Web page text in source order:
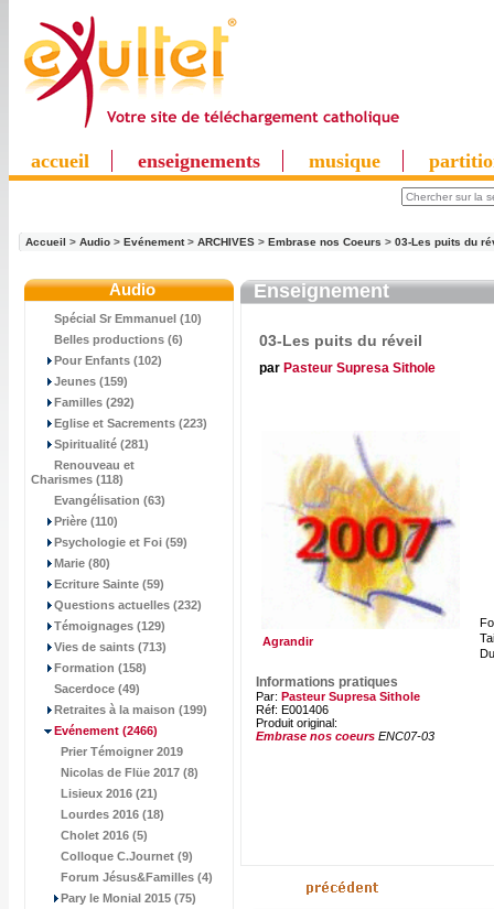
accueil enseignements musique
Accueil > Audio > Evénement> ARCHIVES > Embrase nos Coeurs > 03-Les puits du
Audio
Spécial Sr Emmanuel (10)
Belles productions (6)
Pour Enfants (102)
Jeunes (159)
Familles (292)
Eglise et Sacrements (223)
Spiritualité (281)
Renouveau et
Charismes (118)
Evangélisation (63)
Prière (110)
Psychologie et Foi (59)
Marie (80)
Ecriture Sainte (59)
Questions actuelles (232)
Témoignages (129)
Vies de saints (713)
Formation (158)
Sacerdoce (49)
Retraites à la maison (199)
Evénement (2466)
Prier Témoigner 2019
Nicolas de Flüe 2017 (8)
Lisieux 2016 (21)
Lourdes 2016 (18)
Cholet 2016 (5)
Colloque C.Journet (9)
Forum Jésus&Familles (4)
Pary le Monial 2015 (75)
Enseignement
03-Les puits du réveil
par Pasteur Supresa Sithole
Agrandir
Informations pratiques
Par: Pasteur Supresa Sithole
Réf: E001406
Produit original:
Embrase nos coeurs ENC07-03